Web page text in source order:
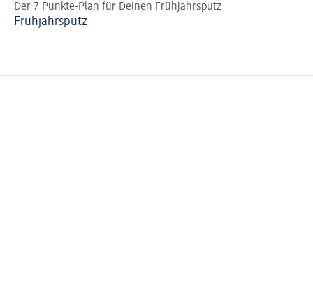
Der 7 Punkte-Plan für Deinen Frühjahrsputz
Frühjahrsputz